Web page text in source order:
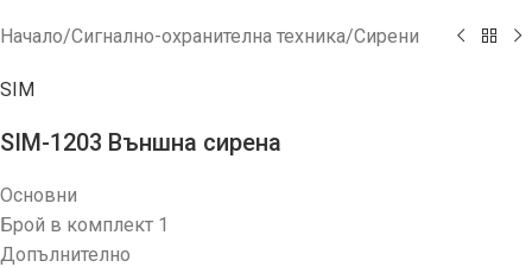
Начало/Сигнално-охранителна техника/Сирени
SIM
SIM-1203 Външна сирена
Основни
Брой в комплект 1
Допълнително